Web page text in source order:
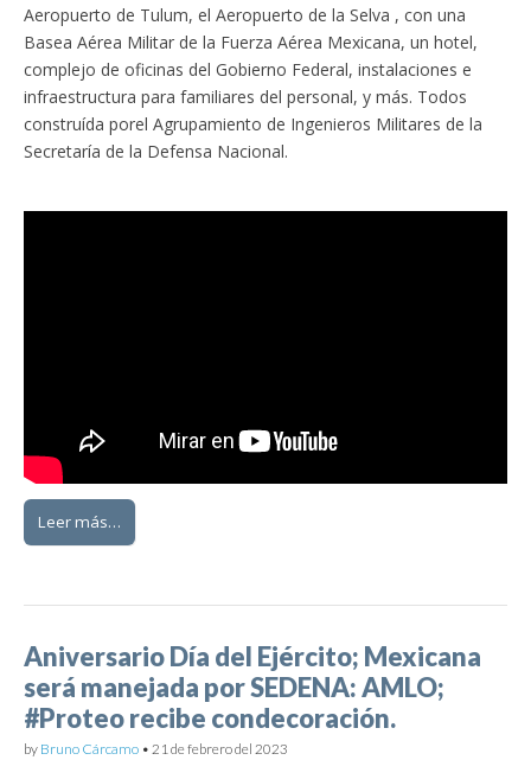
Aeropuerto de Tulum, el Aeropuerto de la Selva , con una
Basea Aérea Militar de la Fuerza Aérea Mexicana, un hotel,
complejo de oficinas del Gobierno Federal, instalaciones e
infraestructura para familiares del personal, y más. Todos
construída porel Agrupamiento de Ingenieros Militares de la
Secretaría de la Defensa Nacional.
Leer más…
Aniversario Día del Ejército; Mexicana
será manejada por SEDENA: AMLO;
#Proteo recibe condecoración.
by Bruno Cárcamo • 21 de febrero del 2023